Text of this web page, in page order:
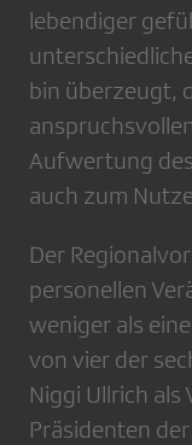
lebendiger
bin überzeugt,
Aufwertung
auch zum
Der
personellen
weniger als
von vier der
Niggi Ullrich als
Präsidenten